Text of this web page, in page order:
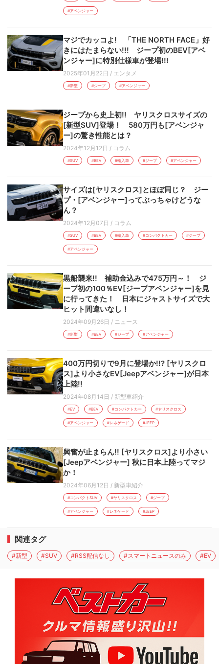
#アベンジャー
マジでカッコよ! 「THE NORTH FACE」好
きにはたまらない!!! ジープ初のBEV[アベ
ンジャー]に特別仕様車が登場!!!
2025年01月22日 / エンタメ
#新型 #ジープ #アベンジャー
ジープから史上初!! ヤリスクロスサイズの
[新型SUV]登場！ 580万円も[アベンジャ
ー]の驚き性能とは？
2024年12月12日 / コラム
#SUV #BEV #輸入車 #ジープ #アベンジャー
サイズは[ヤリスクロス]とほぼ同じ？ ジー
プ・[アベンジャー]ってぶっちゃけどうな
ん？
2024年12月07日 / コラム
#SUV #BEV #輸入車 #コンパクトカー #ジープ
#アベンジャー
黒船襲来!! 補助金込みで475万円～！ ジ
ープ初の100％EV[ジープアベンジャー]を見
に行ってきた！ 日本にジャストサイズで大
ヒット間違いなし！
2024年09月26日 / ニュース
#新型 #BEV #ジープ #アベンジャー
400万円切りで9月に登場か!!? [ヤリスクロ
ス]より小さなEV[Jeepアベンジャー]が日本
上陸!!
2024年08月14日 / 新型車紹介
#EV #BEV #コンパクトカー #ヤリスクロス
#アベンジャー #レネゲード #JEEP
興奮が止まらん!! [ヤリスクロス]より小さい
[Jeepアベンジャー] 秋に日本上陸ってマジ
か！
2024年06月12日 / 新型車紹介
#コンパクトSUV #ヤリスクロス #ジープ
#アベンジャー #レネゲード #JEEP
関連タグ
#新型 #SUV #RSS配信なし #スマートニュースのみ #EV